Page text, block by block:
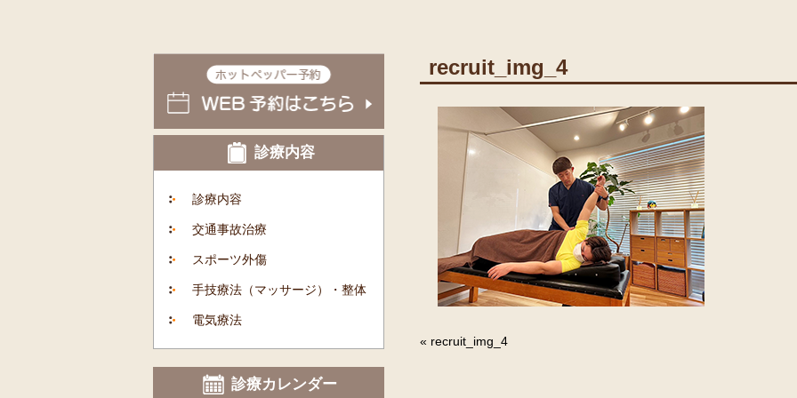
recruit_img_4
« recruit_img_4
診療内容
診療内容
交通事故治療
スポーツ外傷
手技療法（マッサージ）・整体
電気療法
診療カレンダー